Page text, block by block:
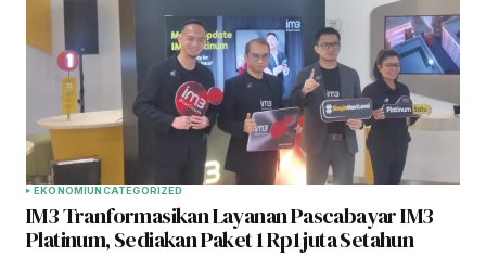
EKONOMIUNCATEGORIZED
IM3 Tranformasikan Layanan Pascabayar IM3
Platinum, Sediakan Paket 1 Rp1 juta Setahun